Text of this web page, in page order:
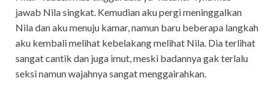
jawab Nila singkat. Kemudian aku pergi meninggalkan
Nila dan aku menuju kamar, namun baru beberapa langkah
aku kembali melihat kebelakang melihat Nila. Dia terlihat
sangat cantik dan juga imut, meski badannya gak terlalu
seksi namun wajahnya sangat menggairahkan.